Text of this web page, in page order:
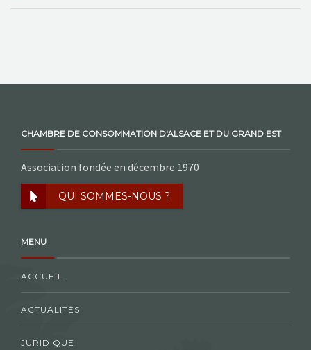
CHAMBRE DE CONSOMMATION D'ALSACE ET DU GRAND EST
Association fondée en décembre 1970
QUI SOMMES-NOUS ?
MENU
ACCUEIL
ACTUALITÉS
JURIDIQUE